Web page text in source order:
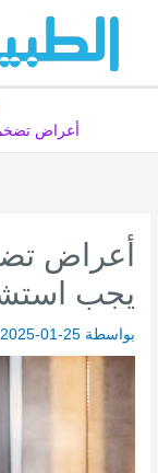
أعراض
أعراض
يجب
بواسطة 2025-01-25